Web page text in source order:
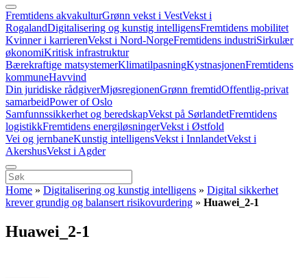
Fremtidens akvakulturGrønn vekst i VestVekst i
RogalandDigitalisering og kunstig intelligensFremtidens mobilitet
Kvinner i karrierenVekst i Nord-NorgeFremtidens industriSirkulær
økonomiKritisk infrastruktur
Bærekraftige matsystemerKlimatilpasningKystnasjonenFremtidens
kommuneHavvind
Din juridiske rådgiverMjøsregionenGrønn fremtidOffentlig-privat
samarbeidPower of Oslo
Samfunnssikkerhet og beredskapVekst på SørlandetFremtidens
logistikkFremtidens energiløsningerVekst i Østfold
Vei og jernbaneKunstig intelligensVekst i InnlandetVekst i
AkershusVekst i Agder
Home » Digitalisering og kunstig intelligens » Digital sikkerhet
krever grundig og balansert risikovurdering » Huawei_2-1
Huawei_2-1